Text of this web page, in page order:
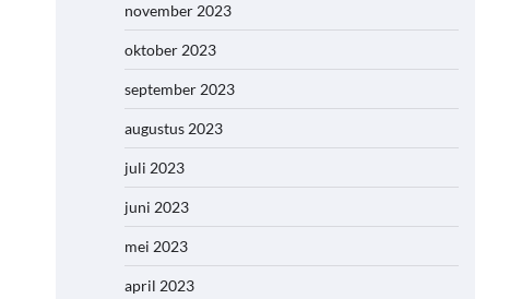
november 2023
oktober 2023
september 2023
augustus 2023
juli 2023
juni 2023
mei 2023
april 2023